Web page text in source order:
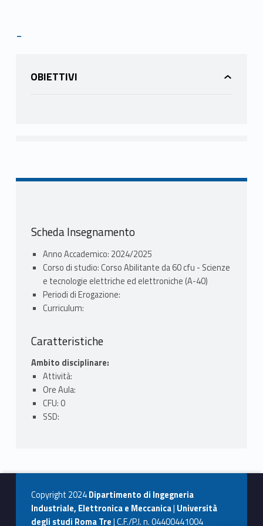
-
OBIETTIVI
Scheda Insegnamento
Anno Accademico: 2024/2025
Corso di studio: Corso Abilitante da 60 cfu - Scienze
e tecnologie elettriche ed elettroniche (A-40)
Periodi di Erogazione:
Curriculum:
Caratteristiche
Ambito disciplinare:
Attività:
Ore Aula:
CFU: 0
SSD:
Copyright 2024Dipartimento di Ingegneria
Industriale, Elettronica e Meccanica| Università
degli studi Roma Tre| C.F./P.I. n. 04400441004